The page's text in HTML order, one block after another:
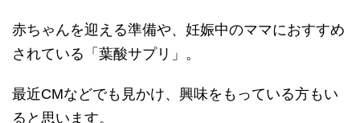
赤ちゃんを迎える準備や、妊娠中のママにおすすめ
されている「葉酸サプリ」。
最近CMなどでも見かけ、興味をもっている方もい
ると思います。